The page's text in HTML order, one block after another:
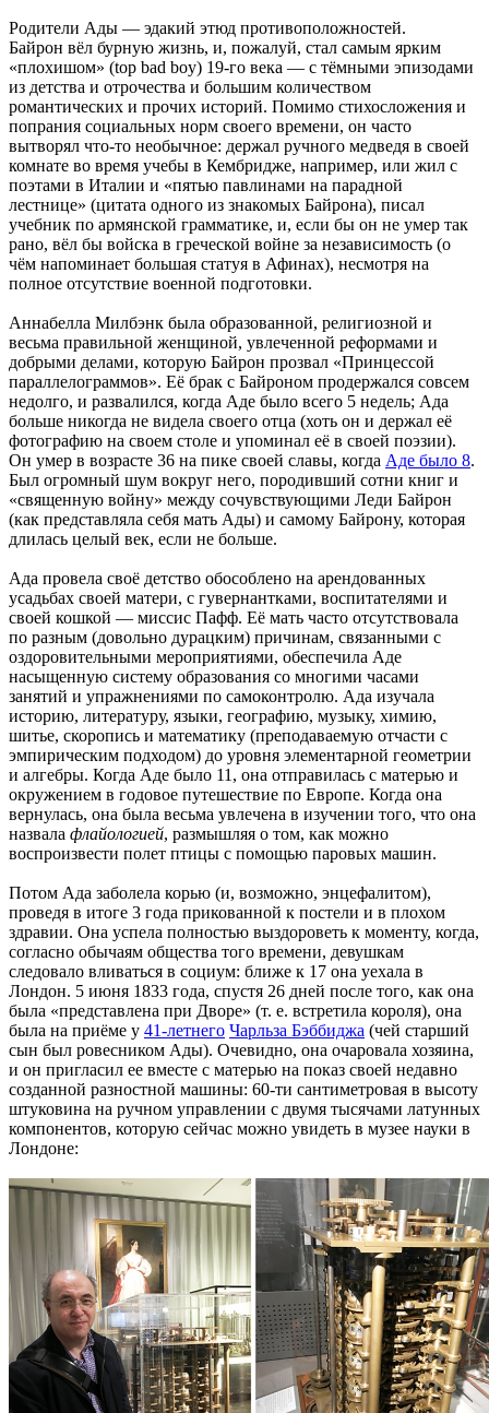
Родители Ады — эдакий этюд противоположностей.
Байрон вёл бурную жизнь, и, пожалуй, стал самым ярким
«плохишом» (top bad boy) 19-го века — с тёмными эпизодами
из детства и отрочества и большим количеством
романтических и прочих историй. Помимо стихосложения и
попрания социальных норм своего времени, он часто
вытворял что-то необычное: держал ручного медведя в своей
комнате во время учебы в Кембридже, например, или жил с
поэтами в Италии и «пятью павлинами на парадной
лестнице» (цитата одного из знакомых Байрона), писал
учебник по армянской грамматике, и, если бы он не умер так
рано, вёл бы войска в греческой войне за независимость (о
чём напоминает большая статуя в Афинах), несмотря на
полное отсутствие военной подготовки.
Аннабелла Милбэнк была образованной, религиозной и
весьма правильной женщиной, увлеченной реформами и
добрыми делами, которую Байрон прозвал «Принцессой
параллелограммов». Её брак с Байроном продержался совсем
недолго, и развалился, когда Аде было всего 5 недель; Ада
больше никогда не видела своего отца (хоть он и держал её
фотографию на своем столе и упоминал её в своей поэзии).
Он умер в возрасте 36 на пике своей славы, когда Аде было 8.
Был огромный шум вокруг него, породивший сотни книг и
«священную войну» между сочувствующими Леди Байрон
(как представляла себя мать Ады) и самому Байрону, которая
длилась целый век, если не больше.
Ада провела своё детство обособлено на арендованных
усадьбах своей матери, с гувернантками, воспитателями и
своей кошкой — миссис Пафф. Её мать часто отсутствовала
по разным (довольно дурацким) причинам, связанными с
оздоровительными мероприятиями, обеспечила Аде
насыщенную систему образования со многими часами
занятий и упражнениями по самоконтролю. Ада изучала
историю, литературу, языки, географию, музыку, химию,
шитье, скоропись и математику (преподаваемую отчасти с
эмпирическим подходом) до уровня элементарной геометрии
и алгебры. Когда Аде было 11, она отправилась с матерью и
окружением в годовое путешествие по Европе. Когда она
вернулась, она была весьма увлечена в изучении того, что она
назвала флайологией, размышляя о том, как можно
воспроизвести полет птицы с помощью паровых машин.
Потом Ада заболела корью (и, возможно, энцефалитом),
проведя в итоге 3 года прикованной к постели и в плохом
здравии. Она успела полностью выздороветь к моменту, когда,
согласно обычаям общества того времени, девушкам
следовало вливаться в социум: ближе к 17 она уехала в
Лондон. 5 июня 1833 года, спустя 26 дней после того, как она
была «представлена при Дворе» (т. е. встретила короля), она
была на приёме у 41-летнего Чарльза Бэббиджа (чей старший
сын был ровесником Ады). Очевидно, она очаровала хозяина,
и он пригласил ее вместе с матерью на показ своей недавно
созданной разностной машины: 60-ти сантиметровая в высоту
штуковина на ручном управлении с двумя тысячами латунных
компонентов, которую сейчас можно увидеть в музее науки в
Лондоне: